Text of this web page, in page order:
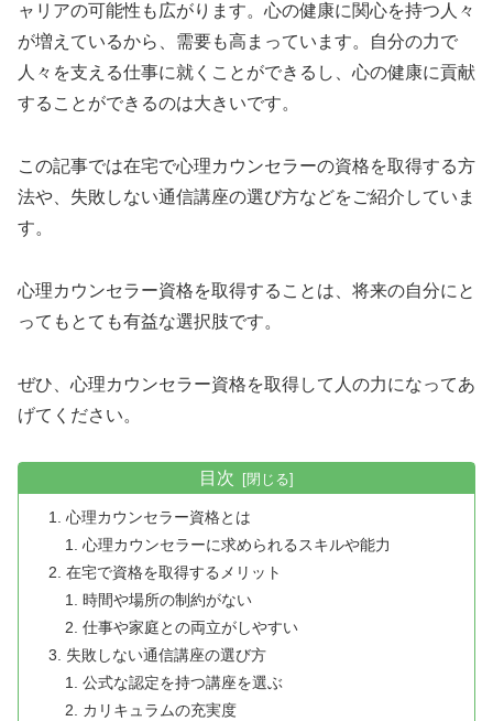
ャリアの可能性も広がります。心の健康に関心を持つ人々
が増えているから、需要も高まっています。自分の力で
人々を支える仕事に就くことができるし、心の健康に貢献
することができるのは大きいです。
この記事では在宅で心理カウンセラーの資格を取得する方
法や、失敗しない通信講座の選び方などをご紹介していま
す。
心理カウンセラー資格を取得することは、将来の自分にと
ってもとても有益な選択肢です。
ぜひ、心理カウンセラー資格を取得して人の力になってあ
げてください。
目次
心理カウンセラー資格とは
心理カウンセラーに求められるスキルや能力
在宅で資格を取得するメリット
時間や場所の制約がない
仕事や家庭との両立がしやすい
失敗しない通信講座の選び方
公式な認定を持つ講座を選ぶ
カリキュラムの充実度